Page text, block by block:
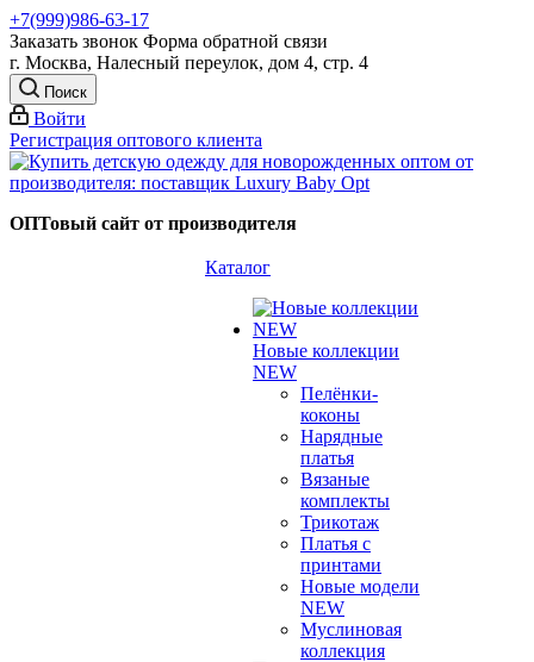
+7(999)986-63-17
Заказать звонок Форма обратной связи
г. Москва, Налесный переулок, дом 4, стр. 4
Поиск
Войти
Регистрация оптового клиента
ОПТовый сайт от производителя
Каталог
Новые коллекции
NEW
Пелёнки-
коконы
Нарядные
платья
Вязаные
комплекты
Трикотаж
Платья с
принтами
Новые модели
NEW
Муслиновая
коллекция